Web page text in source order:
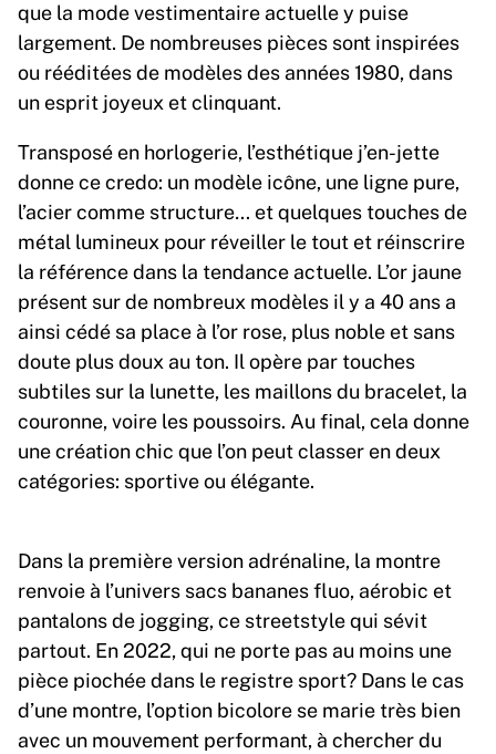
que la mode vestimentaire actuelle y puise
largement. De nombreuses pièces sont inspirées
ou rééditées de modèles des années 1980, dans
un esprit joyeux et clinquant.
Transposé en horlogerie, l’esthétique j’en-jette
donne ce credo: un modèle icône, une ligne pure,
l’acier comme structure… et quelques touches de
métal lumineux pour réveiller le tout et réinscrire
la référence dans la tendance actuelle. L’or jaune
présent sur de nombreux modèles il y a 40 ans a
ainsi cédé sa place à l’or rose, plus noble et sans
doute plus doux au ton. Il opère par touches
subtiles sur la lunette, les maillons du bracelet, la
couronne, voire les poussoirs. Au final, cela donne
une création chic que l’on peut classer en deux
catégories: sportive ou élégante.
Dans la première version adrénaline, la montre
renvoie à l’univers sacs bananes fluo, aérobic et
pantalons de jogging, ce streetstyle qui sévit
partout. En 2022, qui ne porte pas au moins une
pièce piochée dans le registre sport? Dans le cas
d’une montre, l’option bicolore se marie très bien
avec un mouvement performant, à chercher du